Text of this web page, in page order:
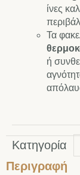
ίνες
Τα
ή
Κατηγορία
Περιγραφή